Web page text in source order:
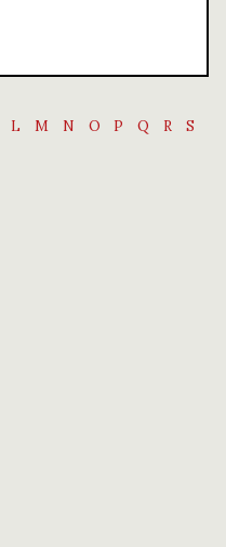
L M N O P Q R
S